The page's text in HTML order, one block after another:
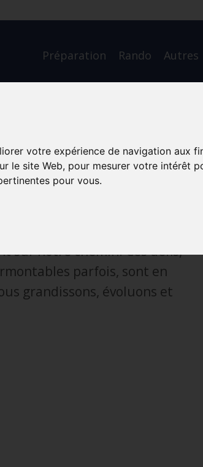
votre expérience de navigation aux
le site Web, pour mesurer votre intérêt
pour vous.
Préparation Rando Autres
sur notre chemin. Ces défis,
parfois, sont en
grandissons, évoluons et